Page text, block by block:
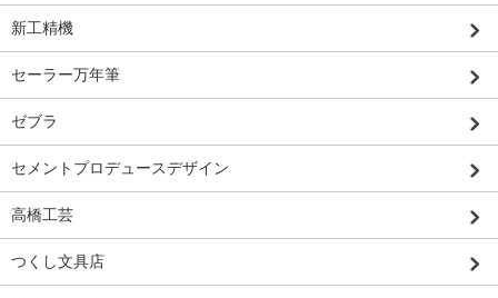
新工精機
セーラー万年筆
ゼブラ
セメントプロデュースデザイン
高橋工芸
つくし文具店